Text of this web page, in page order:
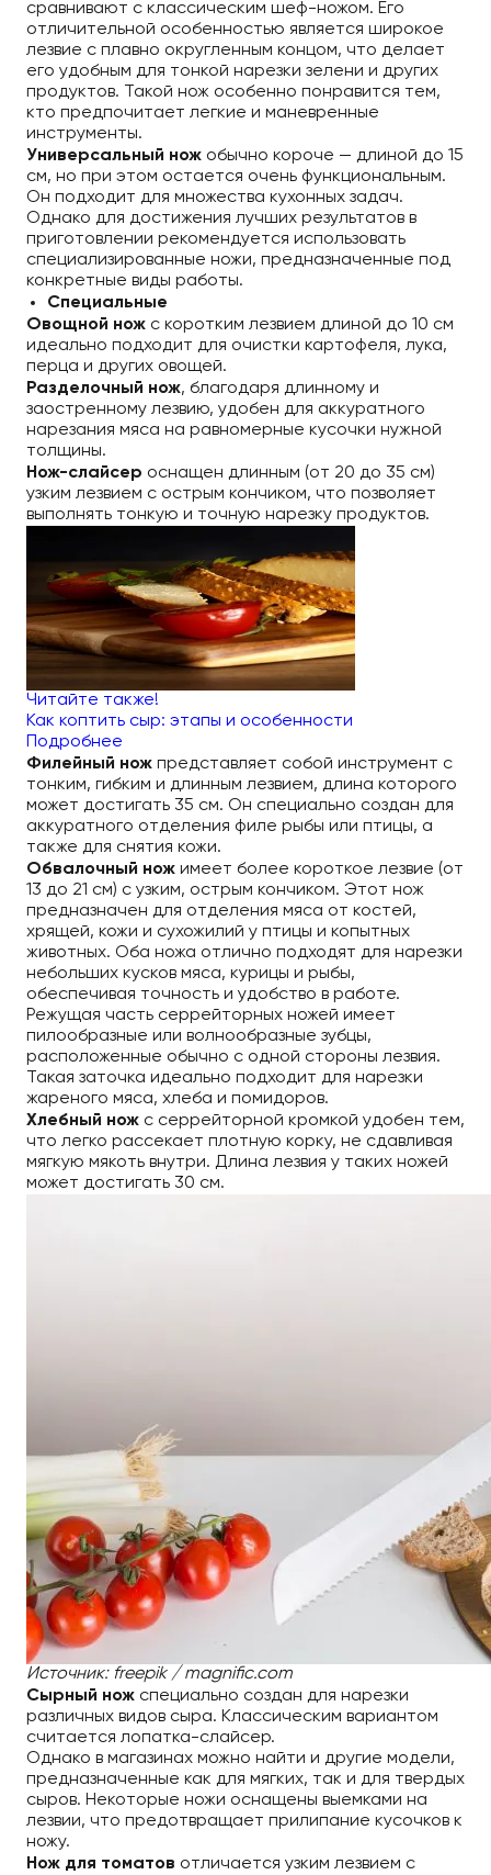
сравнивают с классическим шеф-ножом. Его
отличительной особенностью является широкое
лезвие с плавно округленным концом, что делает
его удобным для тонкой нарезки зелени и других
продуктов. Такой нож особенно понравится тем,
кто предпочитает легкие и маневренные
инструменты.
Универсальный нож обычно короче — длиной до 15
см, но при этом остается очень функциональным.
Он подходит для множества кухонных задач.
Однако для достижения лучших результатов в
приготовлении рекомендуется использовать
специализированные ножи, предназначенные под
конкретные виды работы.
Специальные
Овощной нож с коротким лезвием длиной до 10 см
идеально подходит для очистки картофеля, лука,
перца и других овощей.
Разделочный нож, благодаря длинному и
заостренному лезвию, удобен для аккуратного
нарезания мяса на равномерные кусочки нужной
толщины.
Нож-слайсер оснащен длинным (от 20 до 35 см)
узким лезвием с острым кончиком, что позволяет
выполнять тонкую и точную нарезку продуктов.
Читайте также!
Как коптить сыр: этапы и особенности
Подробнее
Филейный нож представляет собой инструмент с
тонким, гибким и длинным лезвием, длина которого
может достигать 35 см. Он специально создан для
аккуратного отделения филе рыбы или птицы, а
также для снятия кожи.
Обвалочный нож имеет более короткое лезвие (от
13 до 21 см) с узким, острым кончиком. Этот нож
предназначен для отделения мяса от костей,
хрящей, кожи и сухожилий у птицы и копытных
животных. Оба ножа отлично подходят для нарезки
небольших кусков мяса, курицы и рыбы,
обеспечивая точность и удобство в работе.
Режущая часть серрейторных ножей имеет
пилообразные или волнообразные зубцы,
расположенные обычно с одной стороны лезвия.
Такая заточка идеально подходит для нарезки
жареного мяса, хлеба и помидоров.
Хлебный нож с серрейторной кромкой удобен тем,
что легко рассекает плотную корку, не сдавливая
мягкую мякоть внутри. Длина лезвия у таких ножей
может достигать 30 см.
Источник: freepik / magnific.com
Сырный нож специально создан для нарезки
различных видов сыра. Классическим вариантом
считается лопатка-слайсер.
Однако в магазинах можно найти и другие модели,
предназначенные как для мягких, так и для твердых
сыров. Некоторые ножи оснащены выемками на
лезвии, что предотвращает прилипание кусочков к
ножу.
Нож для томатов отличается узким лезвием с